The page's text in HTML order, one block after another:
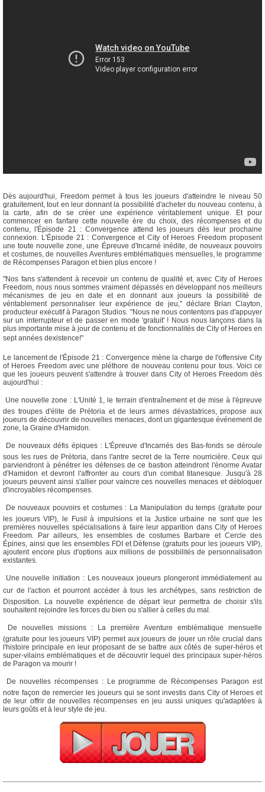
Dès aujourd'hui, Freedom permet à tous les joueurs d'atteindre le niveau 50
gratuitement, tout en leur donnant la possibilité d'acheter du nouveau contenu, à
la carte, afin de se créer une expérience véritablement unique. Et pour
commencer en fanfare cette nouvelle ère du choix, des récompenses et du
contenu, l'Épisode 21 : Convergence attend les joueurs dès leur prochaine
connexion. L'Épisode 21 : Convergence et City of Heroes Freedom proposent
une toute nouvelle zone, une Épreuve d'Incarné inédite, de nouveaux pouvoirs
et costumes, de nouvelles Aventures emblématiques mensuelles, le programme
de Récompenses Paragon et bien plus encore !
"Nos fans s'attendent à recevoir un contenu de qualité et, avec City of Heroes
Freedom, nous nous sommes vraiment dépassés en développant nos meilleurs
mécanismes de jeu en date et en donnant aux joueurs la possibilité de
véritablement personnaliser leur expérience de jeu," déclare Brian Clayton,
producteur exécutif à Paragon Studios. "Nous ne nous contentons pas d'appuyer
sur un interrupteur et de passer en mode 'gratuit' ! Nous nous lançons dans la
plus importante mise à jour de contenu et de fonctionnalités de City of Heroes en
sept années dexistence!"
Le lancement de l'Épisode 21 : Convergence mène la charge de l'offensive City
of Heroes Freedom avec une pléthore de nouveau contenu pour tous. Voici ce
que les joueurs peuvent s'attendre à trouver dans City of Heroes Freedom dès
aujourd'hui :
 Une nouvelle zone : L'Unité 1, le terrain d'entraînement et de mise à l'épreuve
des troupes d'élite de Prétoria et de leurs armes dévastatrices, propose aux
joueurs de découvrir de nouvelles menaces, dont un gigantesque événement de
zone, la Graine d'Hamidon.
 De nouveaux défis épiques : L'Épreuve d'Incarnés des Bas-fonds se déroule
sous les rues de Prétoria, dans l'antre secret de la Terre nourricière. Ceux qui
parviendront à pénétrer les défenses de ce bastion atteindront l'énorme Avatar
d'Hamidon et devront l'affronter au cours d'un combat titanesque. Jusqu'à 28
joueurs peuvent ainsi s'allier pour vaincre ces nouvelles menaces et débloquer
d'incroyables récompenses.
 De nouveaux pouvoirs et costumes : La Manipulation du temps (gratuite pour
les joueurs VIP), le Fusil à impulsions et la Justice urbaine ne sont que les
premières nouvelles spécialisations à faire leur apparition dans City of Heroes
Freedom. Par ailleurs, les ensembles de costumes Barbare et Cercle des
Épines, ainsi que les ensembles FDI et Défense (gratuits pour les joueurs VIP),
ajoutent encore plus d'options aux millions de possibilités de personnalisation
existantes.
 Une nouvelle initiation : Les nouveaux joueurs plongeront immédiatement au
cur de l'action et pourront accéder à tous les archétypes, sans restriction de
Disposition. La nouvelle expérience de départ leur permettra de choisir s'ils
souhaitent rejoindre les forces du bien ou s'allier à celles du mal.
 De nouvelles missions : La première Aventure emblématique mensuelle
(gratuite pour les joueurs VIP) permet aux joueurs de jouer un rôle crucial dans
l'histoire principale en leur proposant de se battre aux côtés de super-héros et
super-vilains emblématiques et de découvrir lequel des principaux super-héros
de Paragon va mourir !
 De nouvelles récompenses : Le programme de Récompenses Paragon est
notre façon de remercier les joueurs qui se sont investis dans City of Heroes et
de leur offrir de nouvelles récompenses en jeu aussi uniques qu'adaptées à
leurs goûts et à leur style de jeu.